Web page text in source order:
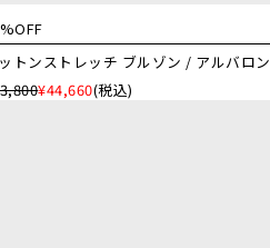
トンストレッチ ブルゾン / アルバロン
¥44,660(税込)